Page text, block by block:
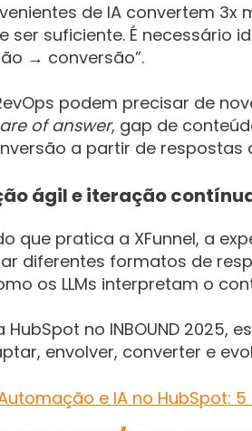
de IA convertem 3x
ser suficiente. É necessário
→ conversão”.
podem precisar de
of answer, gap de
a partir de respostas
ágil e iteração
que pratica a XFunnel, a
diferentes formatos de
os LLMs interpretam o
no INBOUND 2025,
envolver, converter e
e IA no HubSpot: